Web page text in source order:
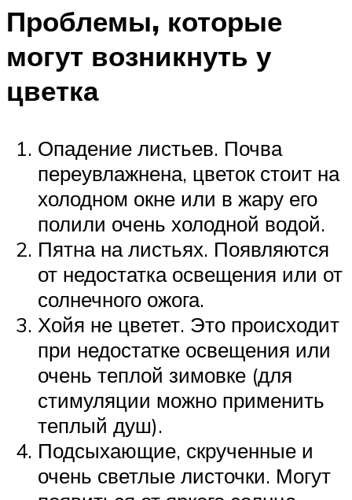
Проблемы, которые
могут возникнуть у
цветка
Опадение листьев. Почва
переувлажнена, цветок стоит на
холодном окне или в жару его
полили очень холодной водой.
Пятна на листьях. Появляются
от недостатка освещения или от
солнечного ожога.
Хойя не цветет. Это происходит
при недостатке освещения или
очень теплой зимовке (для
стимуляции можно применить
теплый душ).
Подсыхающие, скрученные и
очень светлые листочки. Могут